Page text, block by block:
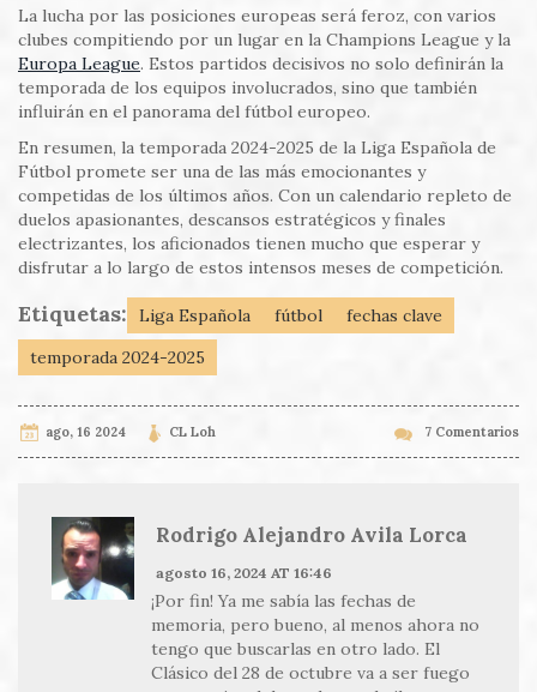
La lucha por las posiciones europeas será feroz, con varios
clubes compitiendo por un lugar en la Champions League y la
Europa League. Estos partidos decisivos no solo definirán la
temporada de los equipos involucrados, sino que también
influirán en el panorama del fútbol europeo.
En resumen, la temporada 2024-2025 de la Liga Española de
Fútbol promete ser una de las más emocionantes y
competidas de los últimos años. Con un calendario repleto de
duelos apasionantes, descansos estratégicos y finales
electrizantes, los aficionados tienen mucho que esperar y
disfrutar a lo largo de estos intensos meses de competición.
Etiquetas: Liga Española fútbol
fechas clave
temporada 2024-2025
ago, 16 2024 CL Loh 7 Comentarios
Rodrigo Alejandro Avila Lorca
agosto 16, 2024 AT 16:46
¡Por fin! Ya me sabía las fechas de
memoria, pero bueno, al menos ahora no
tengo que buscarlas en otro lado. El
Clásico del 28 de octubre va a ser fuego